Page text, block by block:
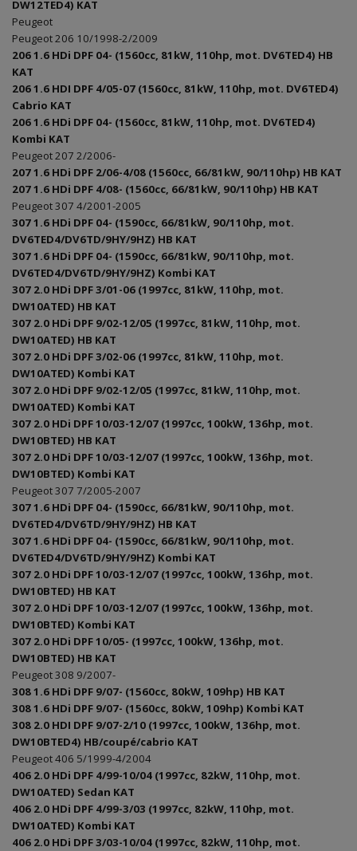
DW12TED4) KAT
Peugeot
Peugeot 206 10/1998-2/2009
206 1.6 HDi DPF 04- (1560cc, 81kW, 110hp, mot. DV6TED4) HB
KAT
206 1.6 HDI DPF 4/05-07 (1560cc, 81kW, 110hp, mot. DV6TED4)
Cabrio KAT
206 1.6 HDi DPF 04- (1560cc, 81kW, 110hp, mot. DV6TED4)
Kombi KAT
Peugeot 207 2/2006-
207 1.6 HDi DPF 2/06-4/08 (1560cc, 66/81kW, 90/110hp) HB KAT
207 1.6 HDi DPF 4/08- (1560cc, 66/81kW, 90/110hp) HB KAT
Peugeot 307 4/2001-2005
307 1.6 HDi DPF 04- (1590cc, 66/81kW, 90/110hp, mot.
DV6TED4/DV6TD/9HY/9HZ) HB KAT
307 1.6 HDi DPF 04- (1590cc, 66/81kW, 90/110hp, mot.
DV6TED4/DV6TD/9HY/9HZ) Kombi KAT
307 2.0 HDi DPF 3/01-06 (1997cc, 81kW, 110hp, mot.
DW10ATED) HB KAT
307 2.0 HDi DPF 9/02-12/05 (1997cc, 81kW, 110hp, mot.
DW10ATED) HB KAT
307 2.0 HDi DPF 3/02-06 (1997cc, 81kW, 110hp, mot.
DW10ATED) Kombi KAT
307 2.0 HDi DPF 9/02-12/05 (1997cc, 81kW, 110hp, mot.
DW10ATED) Kombi KAT
307 2.0 HDi DPF 10/03-12/07 (1997cc, 100kW, 136hp, mot.
DW10BTED) HB KAT
307 2.0 HDi DPF 10/03-12/07 (1997cc, 100kW, 136hp, mot.
DW10BTED) Kombi KAT
Peugeot 307 7/2005-2007
307 1.6 HDi DPF 04- (1590cc, 66/81kW, 90/110hp, mot.
DV6TED4/DV6TD/9HY/9HZ) HB KAT
307 1.6 HDi DPF 04- (1590cc, 66/81kW, 90/110hp, mot.
DV6TED4/DV6TD/9HY/9HZ) Kombi KAT
307 2.0 HDi DPF 10/03-12/07 (1997cc, 100kW, 136hp, mot.
DW10BTED) HB KAT
307 2.0 HDi DPF 10/03-12/07 (1997cc, 100kW, 136hp, mot.
DW10BTED) Kombi KAT
307 2.0 HDi DPF 10/05- (1997cc, 100kW, 136hp, mot.
DW10BTED) HB KAT
Peugeot 308 9/2007-
308 1.6 HDi DPF 9/07- (1560cc, 80kW, 109hp) HB KAT
308 1.6 HDi DPF 9/07- (1560cc, 80kW, 109hp) Kombi KAT
308 2.0 HDI DPF 9/07-2/10 (1997cc, 100kW, 136hp, mot.
DW10BTED4) HB/coupé/cabrio KAT
Peugeot 406 5/1999-4/2004
406 2.0 HDi DPF 4/99-10/04 (1997cc, 82kW, 110hp, mot.
DW10ATED) Sedan KAT
406 2.0 HDi DPF 4/99-3/03 (1997cc, 82kW, 110hp, mot.
DW10ATED) Kombi KAT
406 2.0 HDi DPF 3/03-10/04 (1997cc, 82kW, 110hp, mot.